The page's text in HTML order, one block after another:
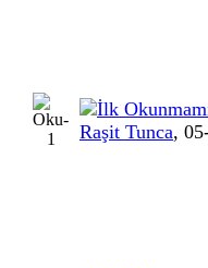
Raşit Tunca,